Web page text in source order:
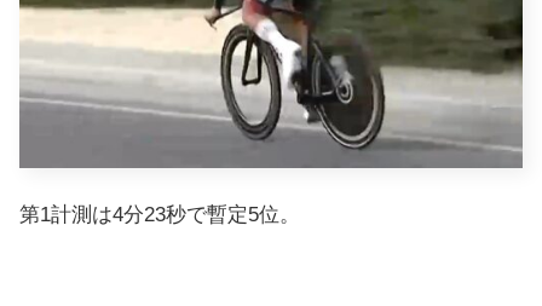
第1計測は4分23秒で暫定5位。